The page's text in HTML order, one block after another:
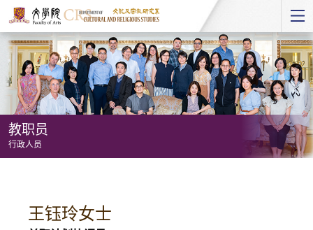
Start
main
Content
教职员
行政人员
王钰玲女士